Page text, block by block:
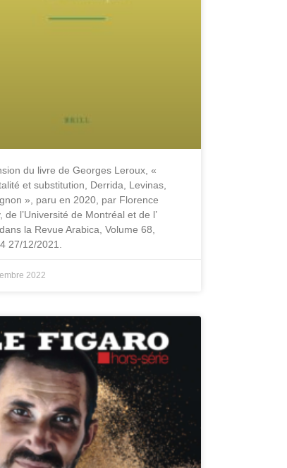
du livre de Georges Leroux, «
et substitution, Derrida, Levinas,
», paru en 2020, par Florence
de l’Université de Montréal et de l’
la Revue Arabica, Volume 68,
27/12/2021.
2022